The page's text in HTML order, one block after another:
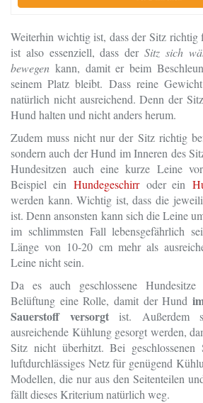
Weiterhin wichtig ist, dass der Sitz
ist also essenziell, dass der Sitz sich
bewegen kann, damit er beim
seinem Platz bleibt. Dass reine
natürlich nicht ausreichend. Denn der
Hund halten und nicht anders herum.
Zudem muss nicht nur der Sitz richtig
sondern auch der Hund im Inneren des
Hundesitzen auch eine kurze Leine
Beispiel ein Hundegeschirroder ein
werden kann. Wichtig ist, dass die
ist. Denn ansonsten kann sich die Leine
im schlimmsten Fall lebensgefährlich
Länge von 10-20 cm mehr als
Leine nicht sein.
Da es auch geschlossene
Belüftung eine Rolle, damit der Hund
Sauerstoff versorgtist. Außerdem
ausreichende Kühlung gesorgt werden,
Sitz nicht überhitzt. Bei
luftdurchlässiges Netz für genügend
Modellen, die nur aus den Seitenteilen
fällt dieses Kriterium natürlich weg.